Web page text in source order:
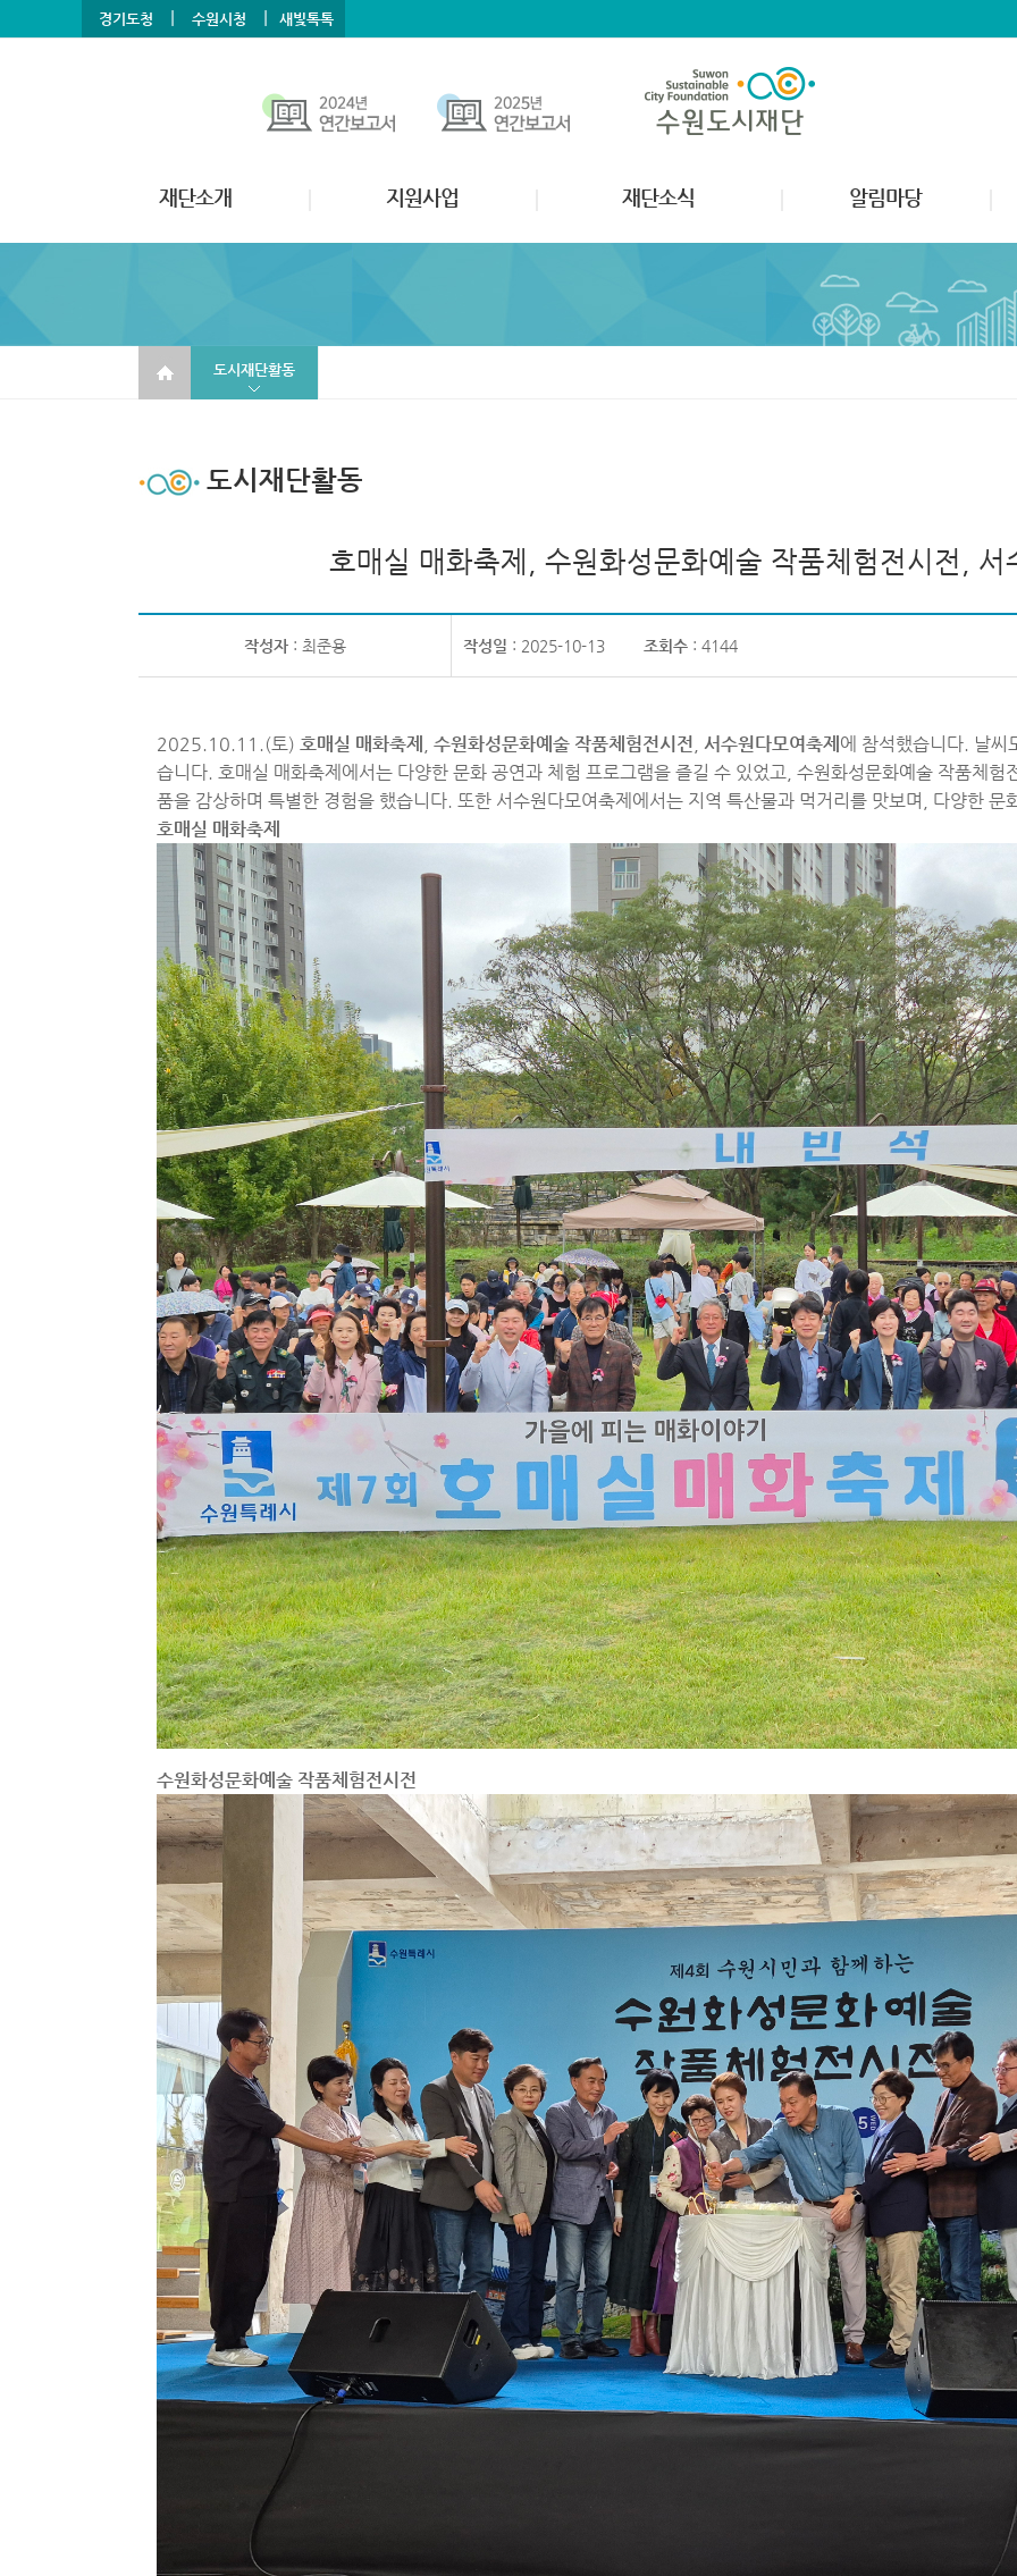
메뉴바로가기
본문바로가기경기도청 | 수원시청 | 새빛톡톡
재단소개 지원사업 재단소식 알림마당
도시재단활동
도시재단활동
호매실 매화축제, 수원화성문화예술 작품체험전시전, 서
작성자: 최준용 작성일 : 2025-10-13 조회수 : 4144
2025.10.11.(토) 호매실 매화축제 수원화성문화예술 작품체험전시전 서수원다모여축제 에 참석했습니다. 날씨
습니다. 호매실 매화축제에서는 다양한 문화 공연과 체험 프로그램을 즐길 수 있었고, 수원화성문화예술 작품체험
품을 감상하며 특별한 경험을 했습니다. 또한 서수원다모여축제에서는 지역 특산물과 먹거리를 맛보며, 다양한
호매실 매화축제
수원화성문화예술 작품체험전시전